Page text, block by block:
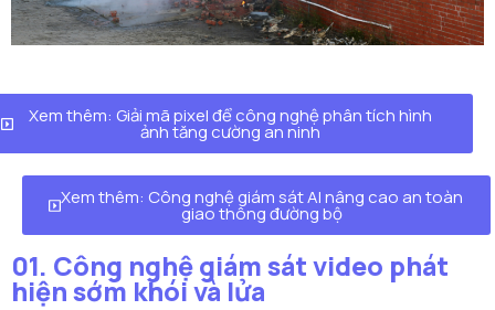
Xem thêm: Giải mã pixel để công nghệ phân tích hình
ảnh tăng cường an ninh
Xem thêm: Công nghệ giám sát AI nâng cao an toàn
giao thông đường bộ
01. Công nghệ giám sát video phát
hiện sớm khói và lửa